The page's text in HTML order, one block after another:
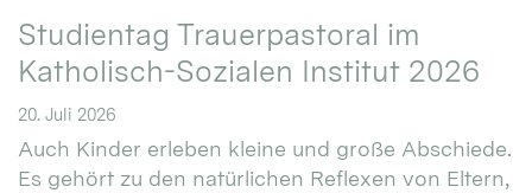
Studientag Trauerpastoral im
Katholisch-Sozialen Institut 2026
20. Juli 2026
Auch Kinder erleben kleine und große Abschiede.
Es gehört zu den natürlichen Reflexen von Eltern,